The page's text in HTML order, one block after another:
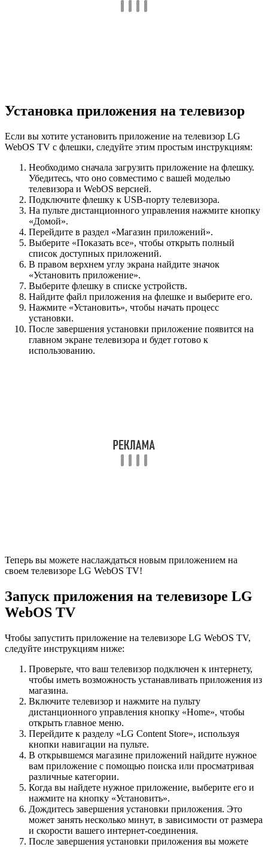
Установка приложения на телевизор
Если вы хотите установить приложение на телевизор LG
WebOS TV с флешки, следуйте этим простым инструкциям:
Необходимо сначала загрузить приложение на флешку.
Убедитесь, что оно совместимо с вашей моделью
телевизора и WebOS версией.
Подключите флешку к USB-порту телевизора.
На пульте дистанционного управления нажмите кнопку
«Домой».
Перейдите в раздел «Магазин приложений».
Выберите «Показать все», чтобы открыть полный
список доступных приложений.
В правом верхнем углу экрана найдите значок
«Установить приложение».
Выберите флешку в списке устройств.
Найдите файл приложения на флешке и выберите его.
Нажмите «Установить», чтобы начать процесс
установки.
После завершения установки приложение появится на
главном экране телевизора и будет готово к
использованию.
Теперь вы можете наслаждаться новым приложением на
своем телевизоре LG WebOS TV!
Запуск приложения на телевизоре LG
WebOS TV
Чтобы запустить приложение на телевизоре LG WebOS TV,
следуйте инструкциям ниже:
Проверьте, что ваш телевизор подключен к интернету,
чтобы иметь возможность устанавливать приложения из
магазина.
Включите телевизор и нажмите на пульту
дистанционного управления кнопку «Home», чтобы
открыть главное меню.
Перейдите к разделу «LG Content Store», используя
кнопки навигации на пульте.
В открывшемся магазине приложений найдите нужное
вам приложение с помощью поиска или просматривая
различные категории.
Когда вы найдете нужное приложение, выберите его и
нажмите на кнопку «Установить».
Дождитесь завершения установки приложения. Это
может занять несколько минут, в зависимости от размера
и скорости вашего интернет-соединения.
После завершения установки приложения вы можете